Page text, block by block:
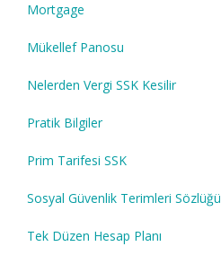
Mortgage
Mükellef Panosu
Nelerden Vergi SSK Kesilir
Pratik Bilgiler
Prim Tarifesi SSK
Sosyal Güvenlik Terimleri Sözlüğü
Tek Düzen Hesap Planı